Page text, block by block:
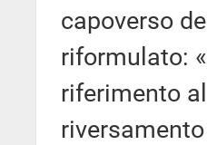
capoverso
riformulato:
riferimento